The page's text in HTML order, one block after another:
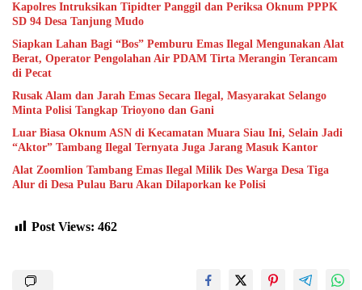
Kapolres Intruksikan Tipidter Panggil dan Periksa Oknum PPPK
SD 94 Desa Tanjung Mudo
Siapkan Lahan Bagi “Bos” Pemburu Emas Ilegal Mengunakan Alat
Berat, Operator Pengolahan Air PDAM Tirta Merangin Terancam
di Pecat
Rusak Alam dan Jarah Emas Secara Ilegal, Masyarakat Selango
Minta Polisi Tangkap Trioyono dan Gani
Luar Biasa Oknum ASN di Kecamatan Muara Siau Ini, Selain Jadi
“Aktor” Tambang Ilegal Ternyata Juga Jarang Masuk Kantor
Alat Zoomlion Tambang Emas Ilegal Milik Des Warga Desa Tiga
Alur di Desa Pulau Baru Akan Dilaporkan ke Polisi
Post Views: 462